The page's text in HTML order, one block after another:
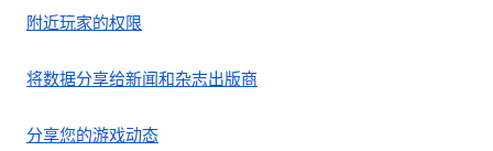
附近玩家的权限
将数据分享给新闻和杂志出版商
分享您的游戏动态